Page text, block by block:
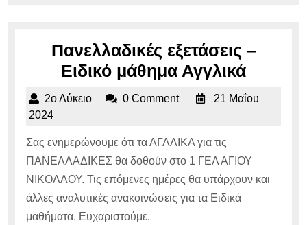
Πανελλαδικές εξετάσεις –
Ειδικό μάθημα Αγγλικά
μάθημα
2ο Λύκειο2ο
0 Comment
21 Μαΐου
202421
2024
Σας ενημερώνουμε ότι τα ΑΓΛΛΙΚΑ για τις
ΠΑΝΕΛΛΑΔΙΚΕΣ θα δοθούν στο 1 ΓΕΛ ΑΓΙΟΥ
ΝΙΚΟΛΑΟΥ. Τις επόμενες ημέρες θα υπάρχουν και
άλλες αναλυτικές ανακοινώσεις για τα Ειδικά
μαθήματα. Ευχαριστούμε.